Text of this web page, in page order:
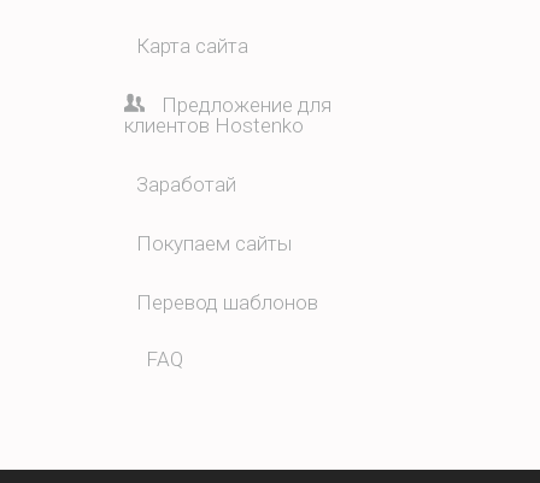
Карта сайта
Предложение для
клиентов Hostenko
Заработай
Покупаем сайты
Перевод шаблонов
FAQ